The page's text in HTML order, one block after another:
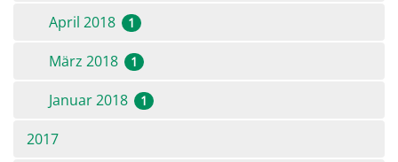
April 2018 1
März 2018 1
Januar 2018 1
2017